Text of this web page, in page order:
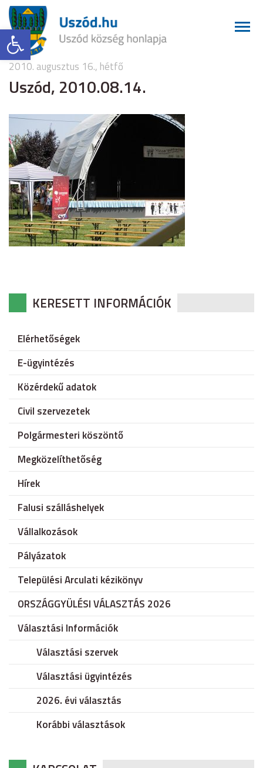
Eszköztár megnyitása
2010. augusztus 16., hétfő
Uszód, 2010.08.14.
KERESETT INFORMÁCIÓK
Elérhetőségek
E-ügyintézés
Közérdekű adatok
Civil szervezetek
Polgármesteri köszöntő
Megközelíthetőség
Hírek
Falusi szálláshelyek
Vállalkozások
Pályázatok
Települési Arculati kézikönyv
ORSZÁGGYÜLÉSI VÁLASZTÁS 2026
Választási Információk
Választási szervek
Választási ügyintézés
2026. évi választás
Korábbi választások